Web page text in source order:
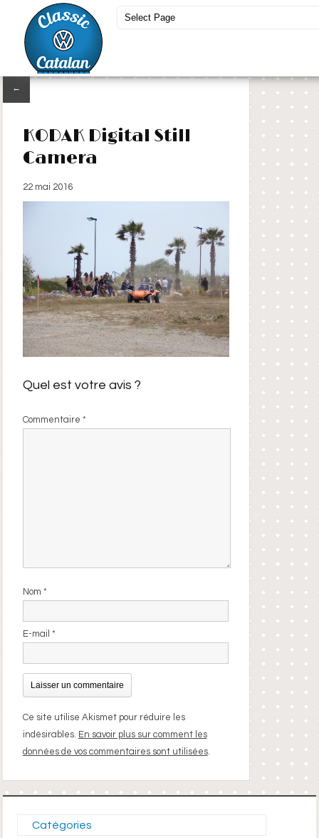
←
KODAK Digital Still
Camera
22 mai 2016
Quel est votre avis ?
Commentaire *
Nom *
E-mail *
Ce site utilise Akismet pour réduire les
indésirables. En savoir plus sur comment les
données de vos commentaires sont utilisées.
Catégories